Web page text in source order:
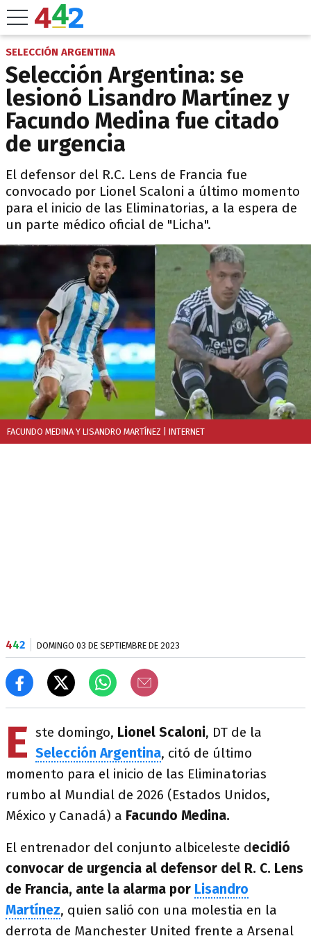
SELECCIÓN ARGENTINA
Selección Argentina: se
lesionó Lisandro Martínez y
Facundo Medina fue citado
de urgencia
El defensor del R.C. Lens de Francia fue
convocado por Lionel Scaloni a último momento
para el inicio de las Eliminatorias, a la espera de
un parte médico oficial de "Licha".
FACUNDO MEDINA Y LISANDRO MARTÍNEZ | INTERNET
442 DOMINGO 03 DE SEPTIEMBRE DE 2023
E ste domingo, Lionel Scaloni, DT de la
Selección Argentina, citó de último
momento para el inicio de las Eliminatorias
rumbo al Mundial de 2026 (Estados Unidos,
México y Canadá) a Facundo Medina.
El entrenador del conjunto albiceleste decidió
convocar de urgencia al defensor del R. C. Lens
de Francia, ante la alarma por Lisandro
Martínez, quien salió con una molestia en la
derrota de Manchester United frente a Arsenal